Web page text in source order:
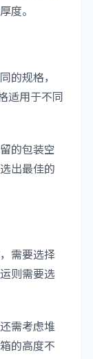
度。
规格，
适用于不同
的包装空
出最佳的
需要选择
则需要选
需考虑堆
的高度不